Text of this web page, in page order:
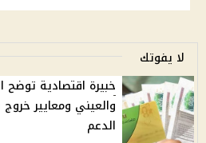
لا يفوتك
خبيرة اقتصادية توضح
والعيني ومعايير
الدعم